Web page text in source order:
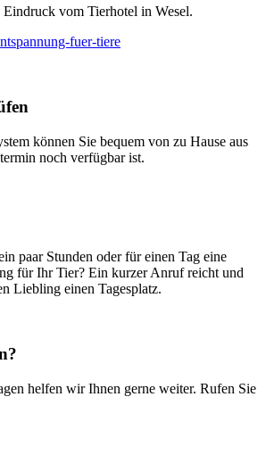
vom Tierhotel in Wesel.
können Sie bequem von zu Hause aus
noch verfügbar ist.
paar Stunden oder für einen Tag eine
für Ihr Tier? Ein kurzer Anruf reicht und
Liebling einen Tagesplatz.
helfen wir Ihnen gerne weiter. Rufen Sie